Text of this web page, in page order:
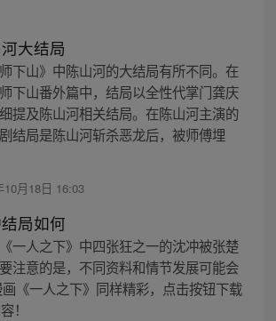
大结局
下山》中陈山河的大结局有所不同。在
下山番外篇中，结局以全性代掌门龚庆
提及陈山河相关结局。在陈山河主演的
结局是陈山河斩杀恶龙后，被师傅埋
10月18日 16:03
局如何
一人之下》中四张狂之一的沈冲被张楚
注意的是，不同资料和情节发展可能会
《一人之下》同样精彩，点击按钮下载
！